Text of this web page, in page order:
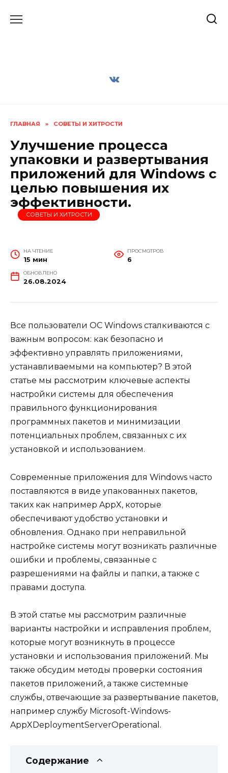
ГЛАВНАЯ » СОВЕТЫ И ХИТРОСТИ
Улучшение процесса
упаковки и развертывания
приложений для Windows с
целью повышения их
эффективности.
СОВЕТЫ И ХИТРОСТИ
НА ЧТЕНИЕ
15 мин
ПРОСМОТРОВ
6
ОБНОВЛЕНО
26.08.2024
Все пользователи ОС Windows сталкиваются с
важным вопросом: как безопасно и
эффективно управлять приложениями,
устанавливаемыми на компьютер? В этой
статье мы рассмотрим ключевые аспекты
настройки системы для обеспечения
правильного функционирования
программных пакетов и минимизации
потенциальных проблем, связанных с их
установкой и использованием.
Современные приложения для Windows часто
поставляются в виде упакованных пакетов,
таких как например AppX, которые
обеспечивают удобство установки и
обновления. Однако при неправильной
настройке системы могут возникать различные
ошибки и проблемы, связанные с
разрешениями на файлы и папки, а также с
правами доступа.
В этой статье мы рассмотрим различные
варианты настройки и исправления проблем,
которые могут возникнуть в процессе
установки и использования приложений. Мы
также обсудим методы проверки состояния
пакетов приложений, а также системные
службы, отвечающие за развертывание пакетов,
например службу Microsoft-Windows-
AppXDeploymentServerOperational.
Содержание